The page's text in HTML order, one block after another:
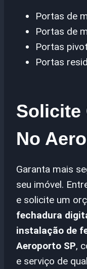
Portas de
Portas de
Portas
Portas
Solicite
No
Garanta mais
seu imóvel.
e solicite um
fechadura
instalação de
Aeroporto SP,
e serviço de